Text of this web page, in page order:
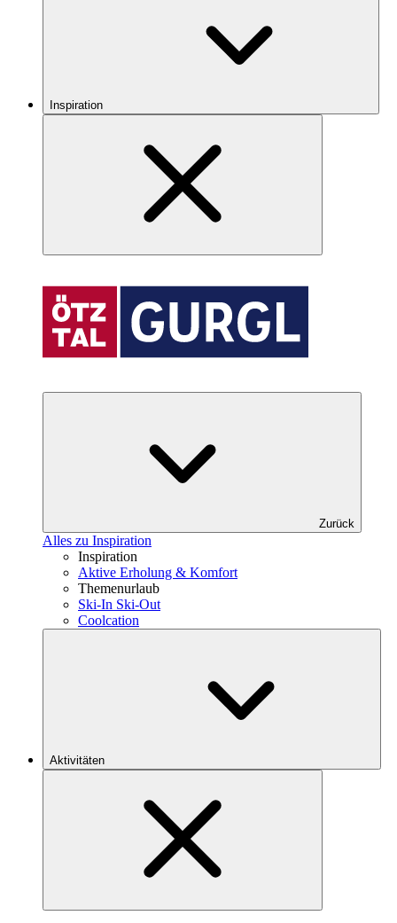
Inspiration
Zurück
Alles zu Inspiration
Inspiration
Aktive Erholung & Komfort
Themenurlaub
Ski-In Ski-Out
Coolcation
Aktivitäten